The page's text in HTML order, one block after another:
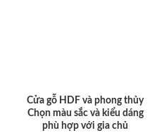
Cửa gỗ HDF và phong thủy
Chọn màu sắc và kiểu dáng
phù hợp với gia chủ